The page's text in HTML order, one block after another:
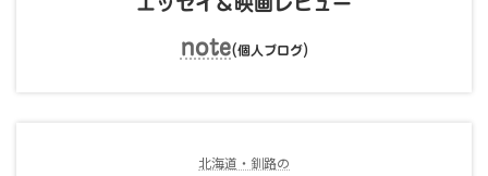
note(個人ブログ)
北海道・釧路の